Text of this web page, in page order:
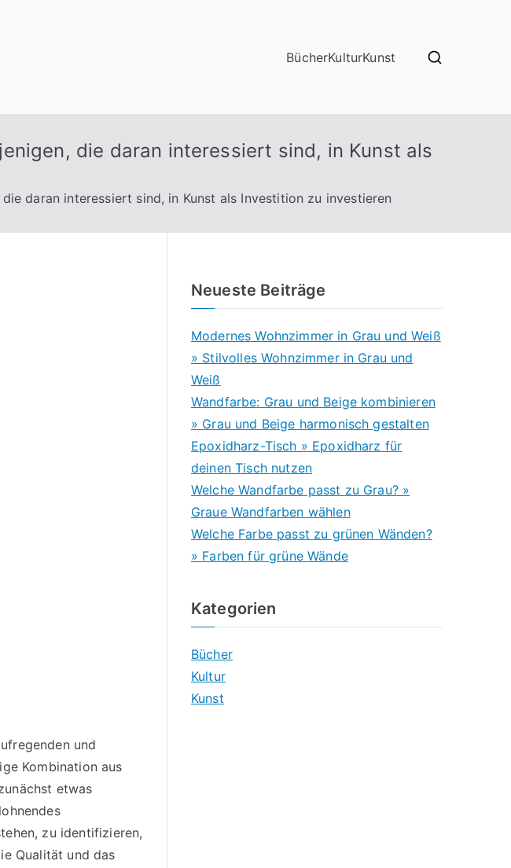
BücherKulturKunst
die daran interessiert sind, in Kunst als
daran interessiert sind, in Kunst als Investition zu investieren
und
Kombination aus
etwas
zu identifizieren,
Qualität und das
Neueste Beiträge
Modernes Wohnzimmer in Grau und Weiß
» Stilvolles Wohnzimmer in Grau und
Weiß
Wandfarbe: Grau und Beige kombinieren
» Grau und Beige harmonisch gestalten
Epoxidharz-Tisch » Epoxidharz für
deinen Tisch nutzen
Welche Wandfarbe passt zu Grau? »
Graue Wandfarben wählen
Welche Farbe passt zu grünen Wänden?
» Farben für grüne Wände
Kategorien
Bücher
Kultur
Kunst